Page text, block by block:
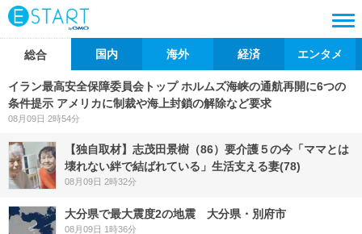
総合 国内 海外 経済 エンタメ
イラン最高安全保障委員会トップ ホルムズ海峡の通航再開に6つの
条件提示 アメリカに制裁や海上封鎖の解除など要求
08月09日 2時54分
【独自取材】志茂田景樹（86）要介護５の今「ママとは
壊れない絆で結ばれている」生活支える妻(78)
08月09日 2時32分
大分県で最大震度2の地震 大分県・別府市
08月09日 1時36分